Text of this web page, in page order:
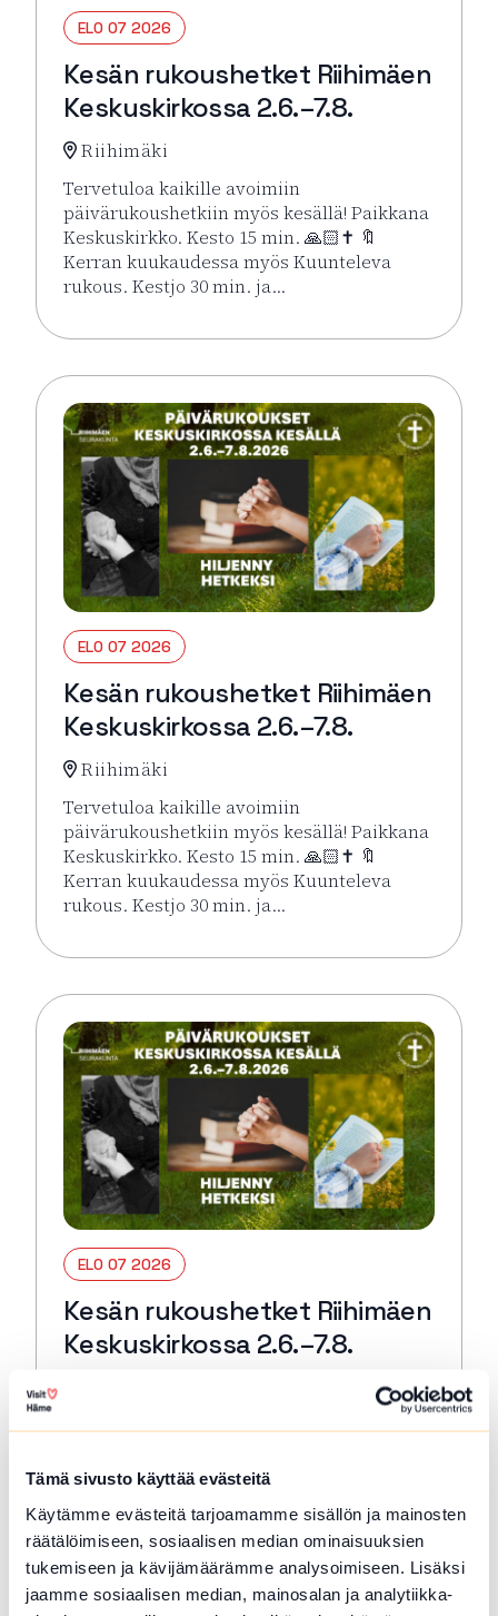
Tämä sivusto käyttää evästeitä
Käytämme evästeitä tarjoamamme sisällön ja mainosten
räätälöimiseen, sosiaalisen median ominaisuuksien
tukemiseen ja kävijämäärämme analysoimiseen. Lisäksi
jaamme sosiaalisen median, mainosalan ja analytiikka-
ELO 07 2026
Kesän rukoushetket Riihimäen
Keskuskirkossa 2.6.–7.8.
Riihimäki
Tervetuloa kaikille avoimiin
päivärukoushetkiin myös kesällä! Paikkana
Keskuskirkko. Kesto 15 min. 🙏🏻✝️ 🔖
Kerran kuukaudessa myös Kuunteleva
rukous. Kestjo 30 min. ja…
Lue lisää tapahtumasta Kesän rukoushetket
ELO 07 2026
Kesän rukoushetket Riihimäen
Keskuskirkossa 2.6.–7.8.
Riihimäki
Tervetuloa kaikille avoimiin
päivärukoushetkiin myös kesällä! Paikkana
Keskuskirkko. Kesto 15 min. 🙏🏻✝️ 🔖
Kerran kuukaudessa myös Kuunteleva
rukous. Kestjo 30 min. ja…
Lue lisää tapahtumasta Kesän rukoushetket
ELO 07 2026
Kesän rukoushetket Riihimäen
Keskuskirkossa 2.6.–7.8.
Tervetuloa kaikille avoimiin
Keskuskirkko. Kesto 15 min. 🙏🏻✝️ 🔖
rukous. Kestjo 30 min. ja…
Lue lisää tapahtumasta Kesän rukoushetket